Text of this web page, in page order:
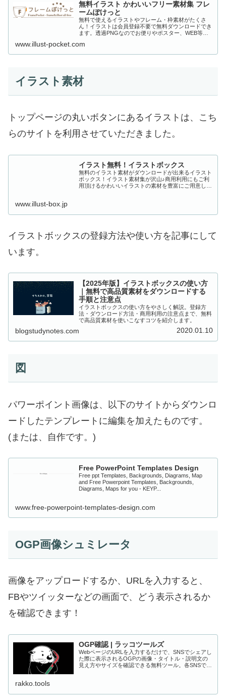
無料イラスト かわいいフリー素材集 フレ
ームぽけっと
無料で使えるイラストやフレーム・枠素材がたくさ
ん！イラストは会員登録不要で無料ダウンロードでき
ます。透過PNGなのでお便りやポスター、WEB等に
www.illust-pocket.com
イラスト素材
トップページの丸いボタンにあるイラストは、こち
らのサイトを利用させていただきました。
イラスト無料！イラストボックス
無料のイラスト素材がダウンロードが出来るイラスト
ボックス！イラスト素材集が沢山♪商用利用にもご利
用頂けるかわいいイラストの素材を豊富にご用意して
www.illust-box.jp
イラストボックスの登録方法や使い方を記事にして
います。
【2025年版】イラストボックスの使い方
｜無料で高品質素材をダウンロードする
手順と注意点
イラストボックスの使い方をやさしく解説。登録方
法・ダウンロード方法・商用利用の注意点まで、無料
で高品質素材を使いこなすコツを紹介します。
blogstudynotes.com 2020.01.10
図
パワーポイント画像は、以下のサイトからダウンロ
ードしたテンプレートに編集を加えたものです。
(または、自作です。)
Free PowerPoint Templates Design
Free ppt Templates, Backgrounds, Diagrams, Map
and Free Powerpoint Templates, Backgrounds,
Diagrams, Maps for you - KEYP...
www.free-powerpoint-templates-design.com
OGP画像シュミレータ
画像をアップロードするか、URLを入力すると、
FBやツイッターなどの画面で、どう表示されるか
を確認できます！
OGP確認 | ラッコツールズ
WebページのURLを入力するだけで、SNSでシェアし
た際に表示されるOGPの画像・タイトル・説明文の
見え方やサイズを確認できる無料ツール。各SNSでの
rakko.tools